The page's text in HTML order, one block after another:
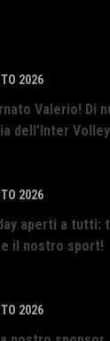
2026
Valerio! Di
dell’Inter
2026
aperti a tutti:
il nostro sport!
2026